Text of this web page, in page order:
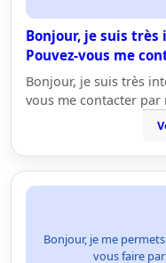
Bonjour, je suis
Pouvez-vous me
Bonjour, je suis très
vous me contacter
Bonjour, je me
vous faire